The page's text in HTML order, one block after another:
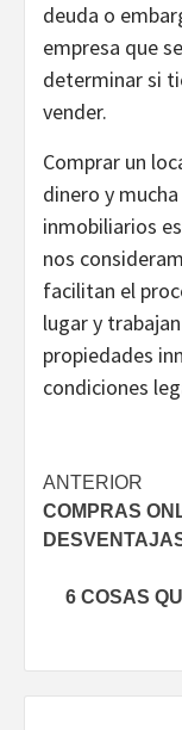
deuda o
empresa que
determinar si
vender.
Comprar un
dinero y
inmobiliarios
nos
facilitan el
lugar y
propiedades
condiciones
de
ANTERIOR
COMPRAS
6 COSAS